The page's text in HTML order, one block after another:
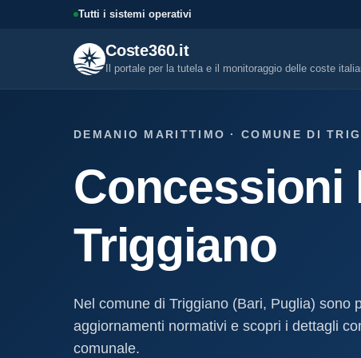
Tutti i sistemi operativi
Coste360.it
Il portale per la tutela e il monitoraggio delle coste
Visure, fascicoli, verifica
altro.
Un documento sintetico della
demaniale marittima
demaniale marittima
Storico completo ed evolutivo
DEMANIO MARITTIMO · COMUNE DI
Concessioni
Triggiano
Nel comune di Triggiano (Bari, Puglia) sono
aggiornamenti normativi e scopri i dettagli
comunale.